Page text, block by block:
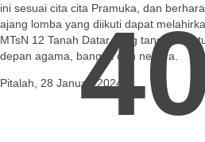
ini sesuai cita cita Pramuka, dan
ajang lomba yang diikuti dapat
MTsN 12 Tanah Datar yang tangguh
depan agama, bangsa dan negara.
Pitalah, 28 Januari 2024